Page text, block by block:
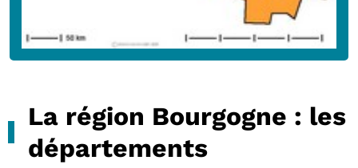
La région Bourgogne : les
départements